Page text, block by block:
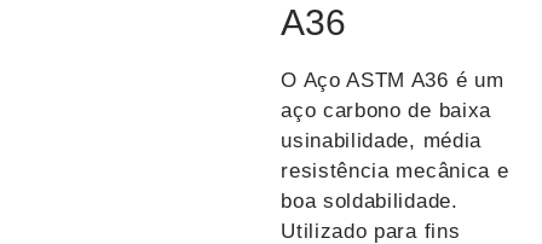
A36
O Aço ASTM A36 é um
aço carbono de baixa
usinabilidade, média
resistência mecânica e
boa soldabilidade.
Utilizado para fins